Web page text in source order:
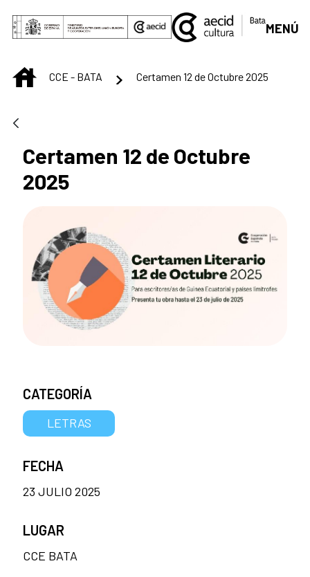
Saltar al contenido principal
MENÚ
INICIOCCE - BATA Certamen 12 de Octubre 2025
Certamen 12 de Octubre
2025
CATEGORÍA
LETRAS
FECHA
23 JULIO 2025
LUGAR
CCE BATA